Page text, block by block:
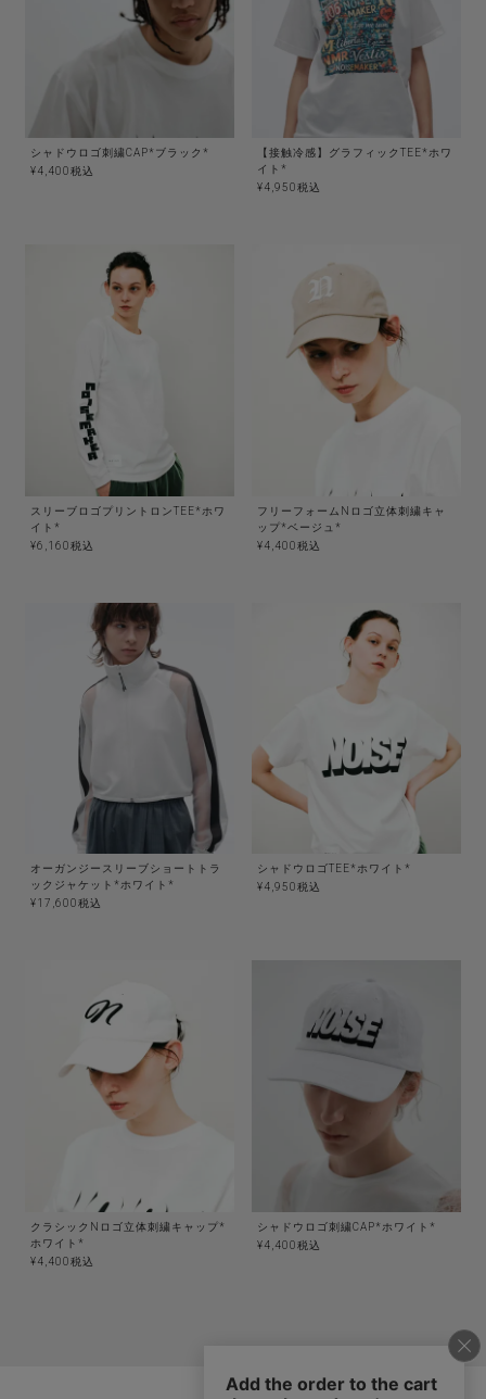
シャドウロゴ刺繍CAP*ブラック*
¥4,400税込
【接触冷感】グラフィックTEE*ホワ
イト*
¥4,950税込
スリーブロゴプリントロンTEE*ホワ
イト*
¥6,160税込
フリーフォームNロゴ立体刺繍キャ
ップ*ベージュ*
¥4,400税込
オーガンジースリーブショートトラ
ックジャケット*ホワイト*
¥17,600税込
シャドウロゴTEE*ホワイト*
¥4,950税込
クラシックNロゴ立体刺繍キャップ*
ホワイト*
¥4,400税込
シャドウロゴ刺繍CAP*ホワイト*
¥4,400税込